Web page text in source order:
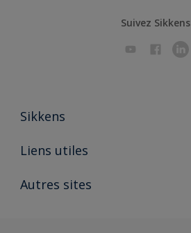
Suivez Sikkens
Sikkens
A propos de Sikkens
Liens utiles
Ouvrir un magasin PASS
Autres sites